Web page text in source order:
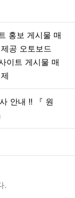
홍보 게시물 매
공 오토보드
이트 게시물 매
안내 !! 『 원
.